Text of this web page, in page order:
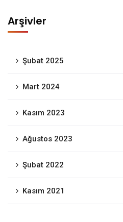
Arşivler
Şubat 2025
Mart 2024
Kasım 2023
Ağustos 2023
Şubat 2022
Kasım 2021